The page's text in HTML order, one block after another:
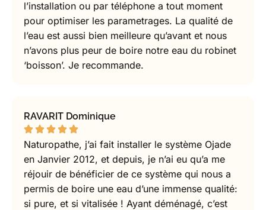
l’installation ou par téléphone a tout moment
pour optimiser les parametrages. La qualité de
l’eau est aussi bien meilleure qu’avant et nous
n’avons plus peur de boire notre eau du robinet
‘boisson’. Je recommande.
RAVARIT Dominique
Naturopathe, j’ai fait installer le système Ojade
en Janvier 2012, et depuis, je n’ai eu qu’a me
réjouir de bénéficier de ce système qui nous a
permis de boire une eau d’une immense qualité:
si pure, et si vitalisée ! Ayant déménagé, c’est